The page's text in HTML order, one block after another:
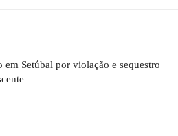
em Setúbal por violação e sequestro